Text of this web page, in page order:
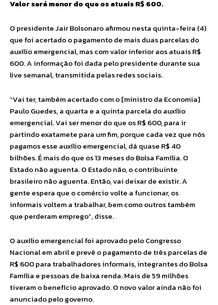
Valor será menor do que os atuais R$ 600.
O presidente Jair Bolsonaro afirmou nesta quinta-feira (4)
que foi acertado o pagamento de mais duas parcelas do
auxílio emergencial, mas com valor inferior aos atuais R$
600. A informação foi dada pelo presidente durante sua
live semanal, transmitida pelas redes sociais.
“Vai ter, também acertado com o [ministro da Economia]
Paulo Guedes, a quarta e a quinta parcela do auxílio
emergencial. Vai ser menor do que os R$ 600, para ir
partindo exatamete para um fim, porque cada vez que nós
pagamos esse auxílio emergencial, dá quase R$ 40
bilhões. É mais do que os 13 meses do Bolsa Família. O
Estado não aguenta. O Estado não, o contribuinte
brasileiro não aguenta. Então, vai deixar de existir. A
gente espera que o comércio volte a funcionar, os
informais voltem a trabalhar, bem como outros também
que perderam emprego”, disse.
O auxílio emergencial foi aprovado pelo Congresso
Nacional em abril e prevê o pagamento de três parcelas de
R$ 600 para trabalhadores informais, integrantes do Bolsa
Família e pessoas de baixa renda. Mais de 59 milhões
tiveram o benefício aprovado. O novo valor ainda não foi
anunciado pelo governo.